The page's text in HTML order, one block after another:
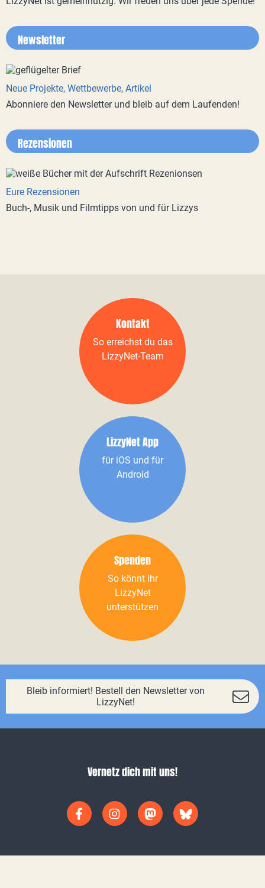
Newsletter
Neue Projekte, Wettbewerbe, Artikel
Abonniere den Newsletter und bleib auf dem Laufenden!
Rezensionen
Eure Rezensionen
Buch-, Musik und Filmtipps von und für Lizzys
Kontakt
So erreichst du das
LizzyNet-Team
LizzyNet App
für iOS und für
Android
Spenden
So könnt ihr
LizzyNet
unterstützen
Bleib informiert! Bestell den Newsletter von
LizzyNet!
Vernetz dich mit uns!